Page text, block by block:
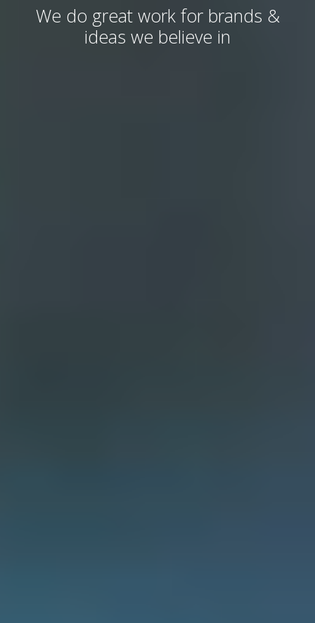
We do great work for brands &
ideas we believe in